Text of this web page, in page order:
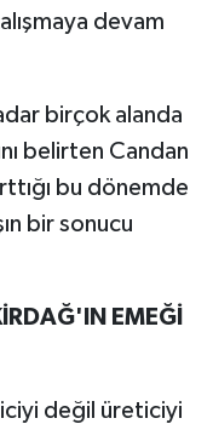
devam
birçok alanda
belirten Candan
bu dönemde
bir sonucu
EMEĞİ
değil üreticiyi